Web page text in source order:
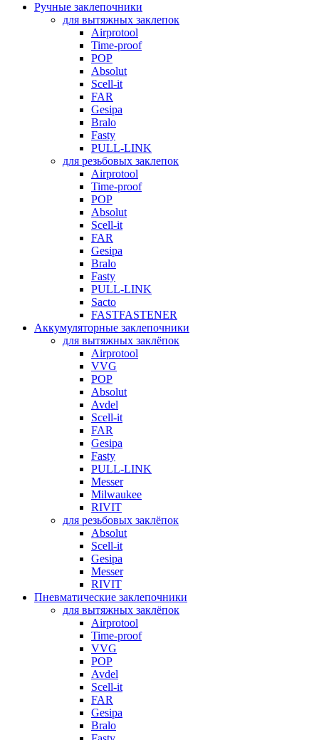
Ручные заклепочники
для вытяжных заклепок
Airprotool
Time-proof
POP
Absolut
Scell-it
FAR
Gesipa
Bralo
Fasty
PULL-LINK
для резьбовых заклепок
Airprotool
Time-proof
POP
Absolut
Scell-it
FAR
Gesipa
Bralo
Fasty
PULL-LINK
Sacto
FASTFASTENER
Аккумуляторные заклепочники
для вытяжных заклёпок
Airprotool
VVG
POP
Absolut
Avdel
Scell-it
FAR
Gesipa
Fasty
PULL-LINK
Messer
Milwaukee
RIVIT
для резьбовых заклёпок
Absolut
Scell-it
Gesipa
Messer
RIVIT
Пневматические заклепочники
для вытяжных заклёпок
Airprotool
Time-proof
VVG
POP
Avdel
Scell-it
FAR
Gesipa
Bralo